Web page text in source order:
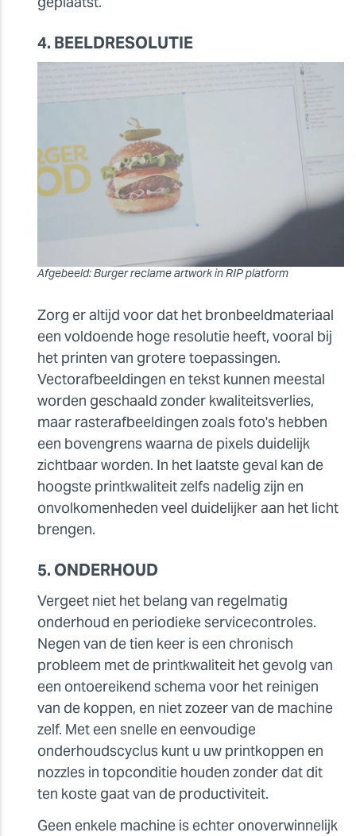
4. BEELDRESOLUTIE
Afgebeeld: Burger reclame artwork in RIP platform
Zorg er altijd voor dat het bronbeeldmateriaal
een voldoende hoge resolutie heeft, vooral bij
het printen van grotere toepassingen.
Vectorafbeeldingen en tekst kunnen meestal
worden geschaald zonder kwaliteitsverlies,
maar rasterafbeeldingen zoals foto's hebben
een bovengrens waarna de pixels duidelijk
zichtbaar worden. In het laatste geval kan de
hoogste printkwaliteit zelfs nadelig zijn en
onvolkomenheden veel duidelijker aan het licht
brengen.
5. ONDERHOUD
Vergeet niet het belang van regelmatig
onderhoud en periodieke servicecontroles.
Negen van de tien keer is een chronisch
probleem met de printkwaliteit het gevolg van
een ontoereikend schema voor het reinigen
van de koppen, en niet zozeer van de machine
zelf. Met een snelle en eenvoudige
onderhoudscyclus kunt u uw printkoppen en
nozzles in topconditie houden zonder dat dit
ten koste gaat van de productiviteit.
Geen enkele machine is echter onoverwinnelijk